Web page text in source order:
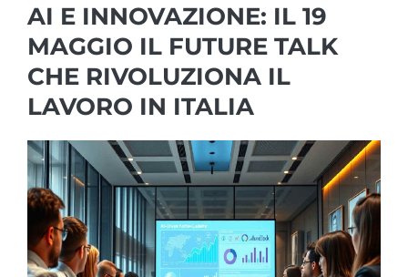
AI E INNOVAZIONE: IL 19
MAGGIO IL FUTURE TALK
CHE RIVOLUZIONA IL
LAVORO IN ITALIA